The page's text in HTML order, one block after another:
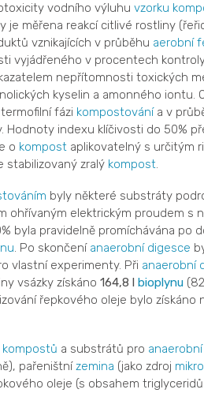
vodního výluhu vzorku
je měřena reakcí citlivé rostliny
vznikajících v průběhu aerobní
vyjádřeného v procentech
nepřítomnosti toxických
kyselin a amonného iontu.
fázi kompostovánía v
Hodnoty indexu klíčivosti do 50%
o kompostaplikovatelný s určitým
stabilizovaný zralý kompost.
byly některé substráty
ohřívaným elektrickým proudem s
byla pravidelně promíchávána po
. Po skončení anaerobní digesce
vlastní experimenty. Při anaerobní
vsázky získáno 164,8 l bioplynu
řepkového oleje bylo získáno
kompostů a substrátů pro
pařeništnízemina (jako zdroj
oleje (s obsahem